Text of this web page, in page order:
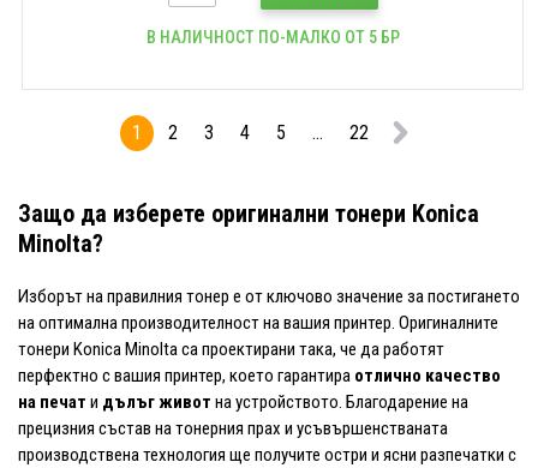
В НАЛИЧНОСТ ПО-МАЛКО ОТ 5 БР
1 2 3 4 5 ... 22
Защо да изберете оригинални тонери Konica
Minolta?
Изборът на правилния тонер е от ключово значение за постигането
на оптимална производителност на вашия принтер. Оригиналните
тонери Konica Minolta са проектирани така, че да работят
перфектно с вашия принтер, което гарантира отлично качество
на печат и дълъг живот на устройството. Благодарение на
прецизния състав на тонерния прах и усъвършенстваната
производствена технология ще получите остри и ясни разпечатки с